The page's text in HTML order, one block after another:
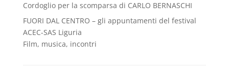
Cordoglio per la scomparsa di CARLO BERNASCHI
FUORI DAL CENTRO – gli appuntamenti del festival
ACEC-SAS Liguria
Film, musica, incontri